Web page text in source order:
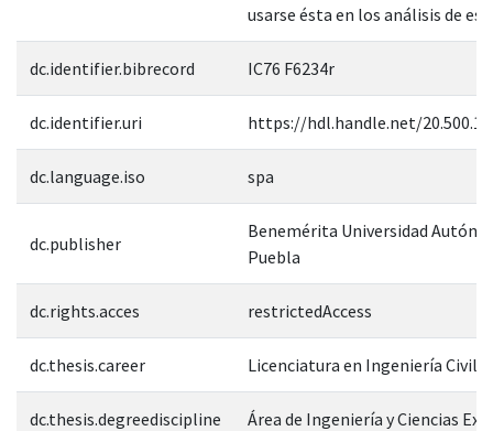
usarse ésta en los análisis de
dc.identifier.bibrecord IC76 F6234r
dc.identifier.uri https://hdl.handle.net/
dc.language.iso spa
dc.publisher
Benemérita Universidad
Puebla
dc.rights.acces restrictedAccess
dc.thesis.career Licenciatura en Ingeniería Civil
dc.thesis.degreediscipline Área de Ingeniería y Ciencias